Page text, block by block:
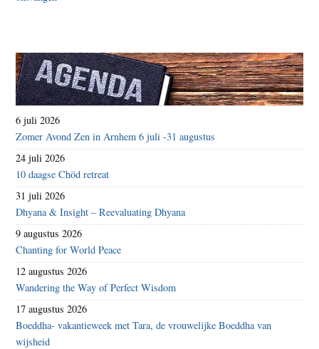
6 juli 2026
Zomer Avond Zen in Arnhem 6 juli -31 augustus
24 juli 2026
10 daagse Chöd retreat
31 juli 2026
Dhyana & Insight – Reevaluating Dhyana
9 augustus 2026
Chanting for World Peace
12 augustus 2026
Wandering the Way of Perfect Wisdom
17 augustus 2026
Boeddha- vakantieweek met Tara, de vrouwelijke Boeddha van
wijsheid